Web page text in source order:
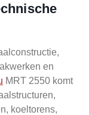
en
MRT 2550 komt
koeltorens,